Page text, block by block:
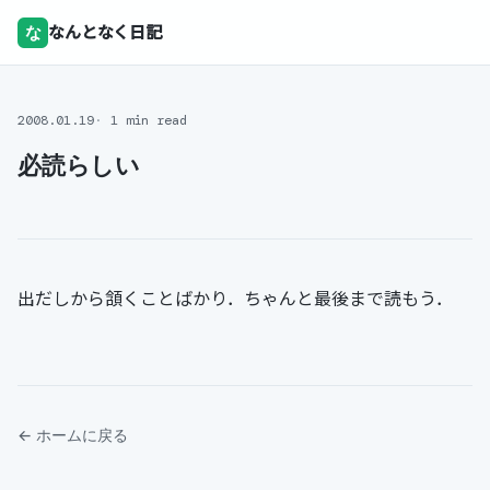
な なんとなく日記
2008.01.19 1 min read
必読らしい
出だしから頷くことばかり．ちゃんと最後まで読もう．
← ホームに戻る